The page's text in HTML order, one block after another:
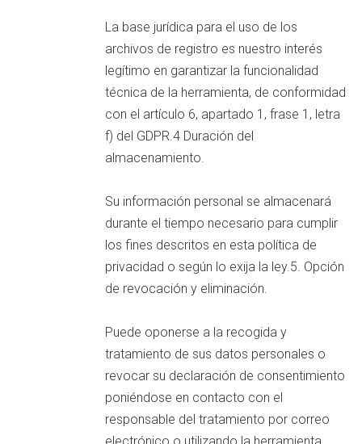
La base jurídica para el uso de los
archivos de registro es nuestro interés
legítimo en garantizar la funcionalidad
técnica de la herramienta, de conformidad
con el artículo 6, apartado 1, frase 1, letra
f) del GDPR.4 Duración del
almacenamiento.
Su información personal se almacenará
durante el tiempo necesario para cumplir
los fines descritos en esta política de
privacidad o según lo exija la ley.5. Opción
de revocación y eliminación.
Puede oponerse a la recogida y
tratamiento de sus datos personales o
revocar su declaración de consentimiento
poniéndose en contacto con el
responsable del tratamiento por correo
electrónico o utilizando la herramienta